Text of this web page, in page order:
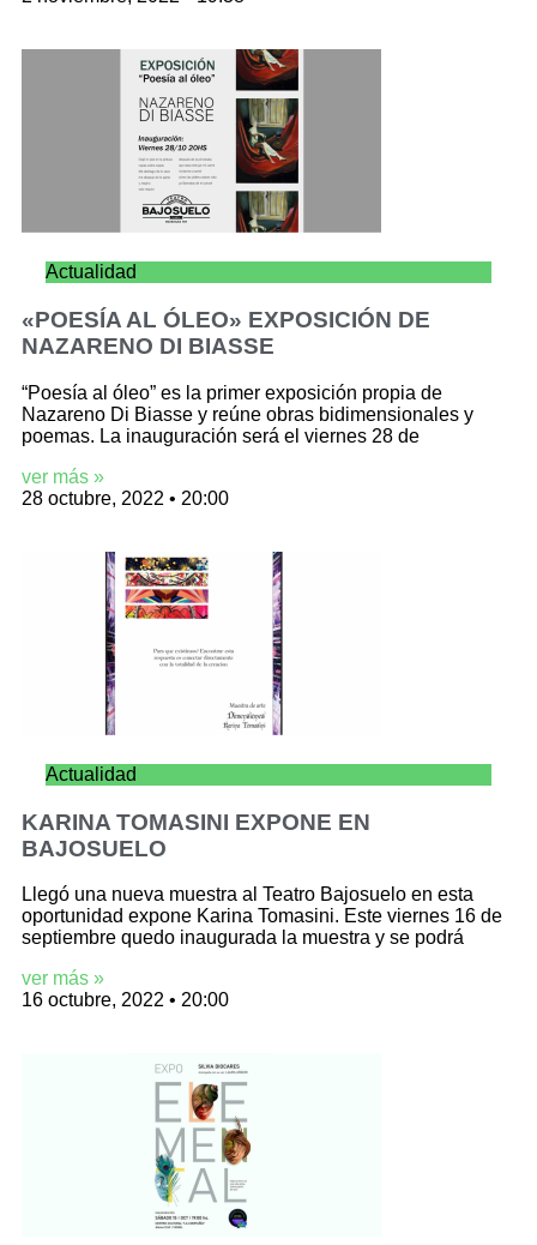
Actualidad
«POESÍA AL ÓLEO» EXPOSICIÓN DE
NAZARENO DI BIASSE
“Poesía al óleo” es la primer exposición propia de
Nazareno Di Biasse y reúne obras bidimensionales y
poemas. La inauguración será el viernes 28 de
ver más »
28 octubre, 2022
20:00
Actualidad
KARINA TOMASINI EXPONE EN
BAJOSUELO
Llegó una nueva muestra al Teatro Bajosuelo en esta
oportunidad expone Karina Tomasini. Este viernes 16 de
septiembre quedo inaugurada la muestra y se podrá
ver más »
16 octubre, 2022
20:00